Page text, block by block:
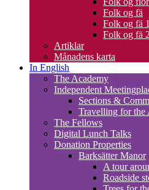
Folk og fä
Folk og fä 1
Folk og fä 2
Artiklar
Månadens karta
In English
The Academy
Independent
Sections &
Travelling for the
The Fellows
Digital Lunch Talks
Donation Properties
Barksätter Manor
A tour
Roadside